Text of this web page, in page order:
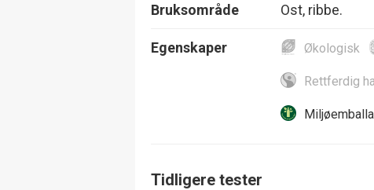
Bruksområde Ost, ribbe.
Egenskaper Økologisk
Rettferdig
Tidligere tester